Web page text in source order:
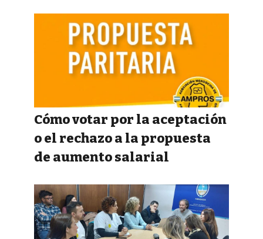
Cómo votar por la aceptación
o el rechazo a la propuesta
de aumento salarial